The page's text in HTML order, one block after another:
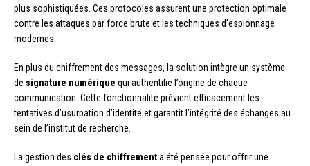
plus sophistiquées. Ces protocoles assurent une protection optimale
contre les attaques par force brute et les techniques d’espionnage
modernes.
En plus du chiffrement des messages, la solution intègre un système
de signature numérique qui authentifie l’origine de chaque
communication. Cette fonctionnalité prévient efficacement les
tentatives d’usurpation d’identité et garantit l’intégrité des échanges au
sein de l’institut de recherche.
La gestion des clés de chiffrementa été pensée pour offrir une